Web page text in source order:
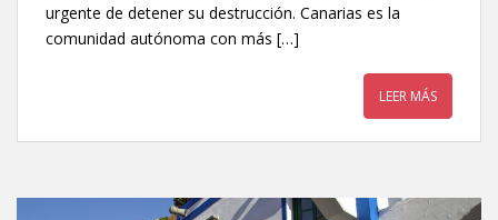
urgente de detener su destrucción. Canarias es la
comunidad autónoma con más […]
LEER MÁS